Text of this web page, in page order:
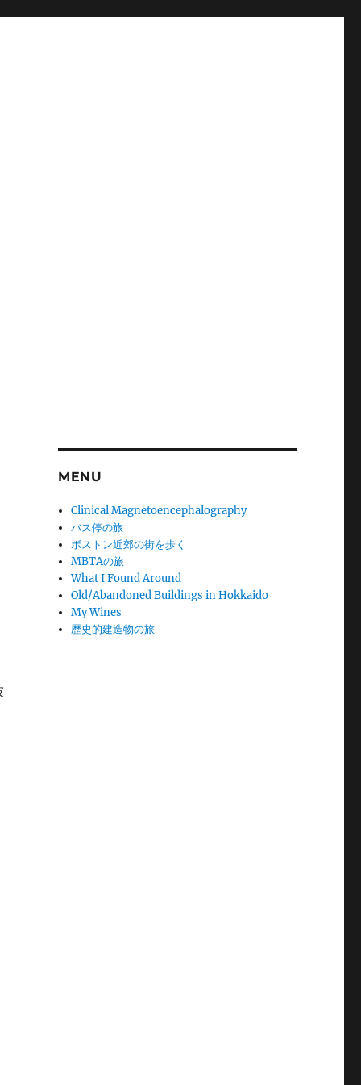
MENU
Clinical Magnetoencephalography
バス停の旅
ボストン近郊の街を歩く
MBTAの旅
What I Found Around
Old/Abandoned Buildings in Hokkaido
My Wines
歴史的建造物の旅